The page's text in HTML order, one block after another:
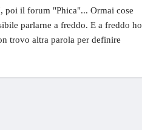
il forum "Phica"... Ormai cose
parlarne a freddo. E a freddo ho
trovo altra parola per definire